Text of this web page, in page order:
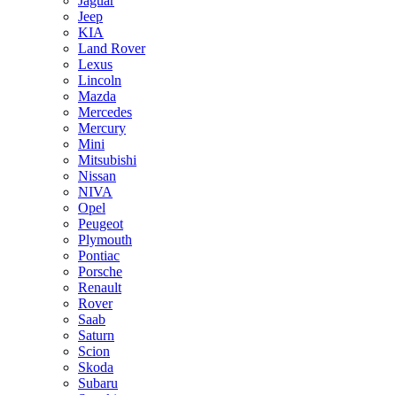
Jeep
KIA
Land Rover
Lexus
Lincoln
Mazda
Mercedes
Mercury
Mini
Mitsubishi
Nissan
NIVA
Opel
Peugeot
Plymouth
Pontiac
Porsche
Renault
Rover
Saab
Saturn
Scion
Skoda
Subaru